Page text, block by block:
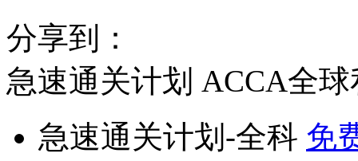
分享到：
急速通关计划 ACCA全
急速通关计划-全科 免